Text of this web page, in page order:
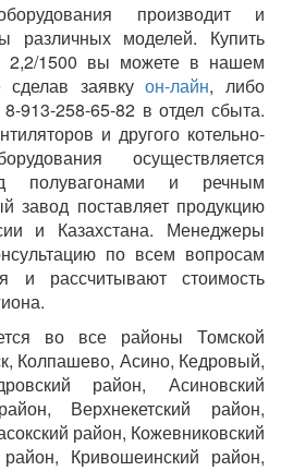
производит и
различных моделей. Купить
2,2/1500 вы можете в нашем
сделав заявкуон-лайн, либо
913-258-65-82 в отдел сбыта.
и другого котельно-
осуществляется
д полувагонами и речным
завод поставляет продукцию
и Казахстана. Менеджеры
по всем вопросам
и рассчитывают стоимость
во все районы Томской
Колпашево, Асино, Кедровый,
район, Асиновский
Верхнекетский район,
район, Кожевниковский
Кривошеинский район,